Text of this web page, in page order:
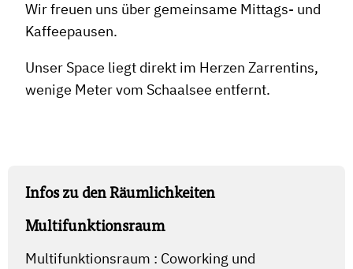
Wir freuen uns über gemeinsame Mittags- und
Kaffeepausen.
Unser Space liegt direkt im Herzen Zarrentins,
wenige Meter vom Schaalsee entfernt.
Infos zu den Räumlichkeiten
Multifunktionsraum
Multifunktionsraum : Coworking und